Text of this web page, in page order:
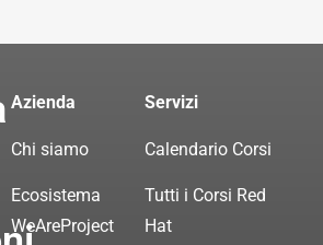
Azienda
Chi siamo
Ecosistema
WeAreProject
Servizi
Calendario Corsi
Tutti i Corsi Red
Hat